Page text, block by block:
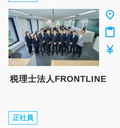
place
content_paste
currency_yen
税理士法人FRONTLINE
正社員